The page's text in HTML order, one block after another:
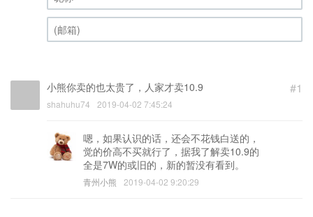
(邮箱) (必填)
shahuhu74 2019-04-02 7:45:24
全是7W的或旧的，新的暂没有看到。
青州小熊 2019-04-02 9:20:29